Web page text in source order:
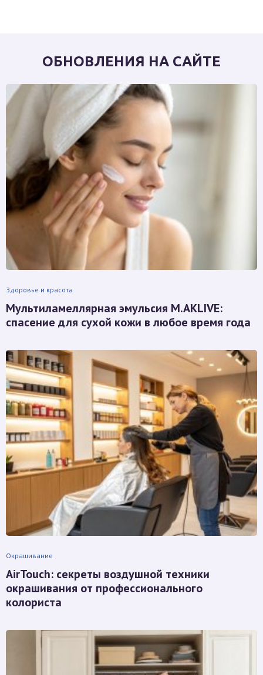
ОБНОВЛЕНИЯ НА САЙТЕ
Здоровье и красота
Мультиламеллярная эмульсия M.AKLIVE:
спасение для сухой кожи в любое время года
Окрашивание
AirTouch: секреты воздушной техники
окрашивания от профессионального
колориста